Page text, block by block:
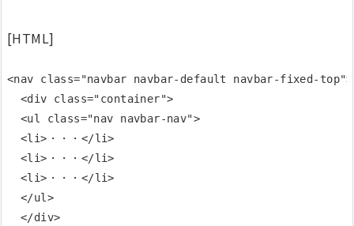
[HTML]
<nav class="navbar navbar-default navbar-fixed-top">
  <div class="container">
  <ul class="nav navbar-nav">
  <li>・・・</li>
  <li>・・・</li>
  <li>・・・</li>
  </ul>
  </div>